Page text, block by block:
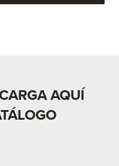
AQUÍ